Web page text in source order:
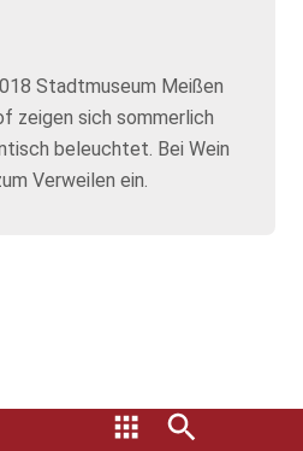
Stadtmuseum Meißen
zeigen sich sommerlich
beleuchtet. Bei Wein
Verweilen ein.